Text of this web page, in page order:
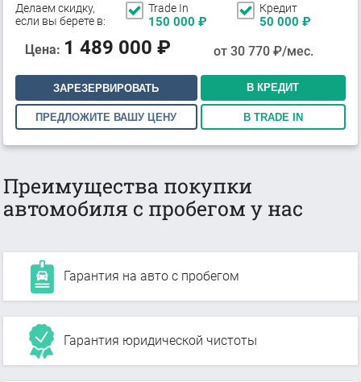
Делаем скидку,
если вы берете в:
Trade In
150 000 ₽
Кредит
50 000 ₽
Цена: 1 489 000 ₽ от 30 770₽/мес.
ЗАРЕЗЕРВИРОВАТЬ В КРЕДИТ
ПРЕДЛОЖИТЕ ВАШУ ЦЕНУ В TRADE IN
Преимущества покупки
автомобиля с пробегом у нас
Гарантия на авто с пробегом
Гарантия юридической чистоты